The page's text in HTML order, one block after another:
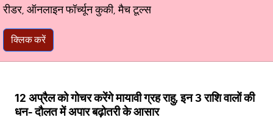
रीडर, ऑनलाइन फॉर्च्यून कुकी, मैच टूल्स
क्लिक करें
12 अप्रैल को गोचर करेंगे मायावी ग्रह राहु, इन 3 राशि वालों की
धन- दौलत में अपार बढ़ोतरी के आसार